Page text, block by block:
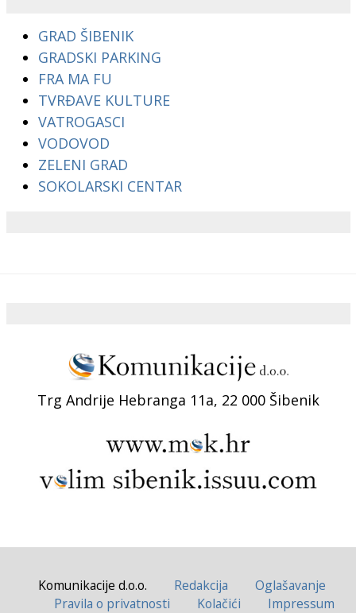
GRAD ŠIBENIK
GRADSKI PARKING
FRA MA FU
TVRĐAVE KULTURE
VATROGASCI
VODOVOD
ZELENI GRAD
SOKOLARSKI CENTAR
Trg Andrije Hebranga 11a, 22 000 Šibenik
Komunikacije d.o.o. Redakcija
Oglašavanje
Pravila o privatnosti
Kolačići
Impressum